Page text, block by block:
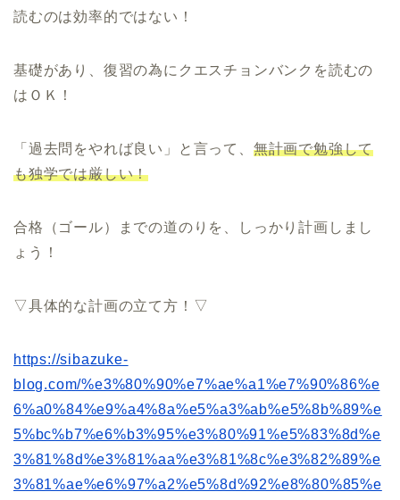
読むのは効率的ではない！
基礎があり、復習の為にクエスチョンバンクを読むの
はＯＫ！
「過去問をやれば良い」と言って、 無計画で勉強して
も独学では厳しい！
合格（ゴール）までの道のりを、しっかり計画しまし
ょう！
▽具体的な計画の立て方！▽
https://sibazuke-
blog.com/%e3%80%90%e7%ae%a1%e7%90%86%e
6%a0%84%e9%a4%8a%e5%a3%ab%e5%8b%89%e
5%bc%b7%e6%b3%95%e3%80%91%e5%83%8d%e
3%81%8d%e3%81%aa%e3%81%8c%e3%82%89%e
3%81%ae%e6%97%a2%e5%8d%92%e8%80%85%e